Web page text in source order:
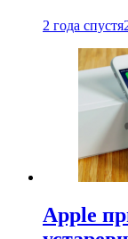
2 года спустя
Apple